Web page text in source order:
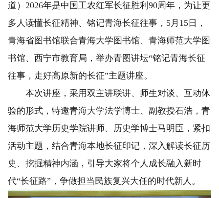
道）2026年是中国工农红军长征胜利90周年，为让更
多人读懂长征精神、铭记青海长征往事，5月15日，
青海省图书馆联合青海大学图书馆、青海师范大学图
书馆、西宁市教育局，举办青图讲坛“铭记青海长征
往事，走好高原新的长征”主题讲座。
本次讲座，采用双主讲联讲、师生对谈、互动体
验的形式，特邀青海大学法学博士、副教授石浩，青
海师范大学历史学院讲师、历史学博士马明臣，紧扣
活动主题，结合青海本地长征印记，深入解读长征历
史、挖掘精神内涵，引导大家将个人成长融入新时
代“长征路”，争做担当民族复兴大任的时代新人。